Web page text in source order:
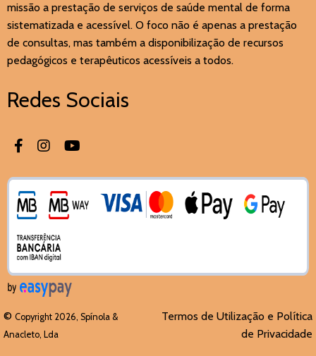
missão a prestação de serviços de saúde mental de forma
sistematizada e acessível. O foco não é apenas a prestação
de consultas, mas também a disponibilização de recursos
pedagógicos e terapêuticos acessíveis a todos.
Redes Sociais
© Copyright 2026, Spínola &
Anacleto, Lda
Termos de Utilização e Política
de Privacidade